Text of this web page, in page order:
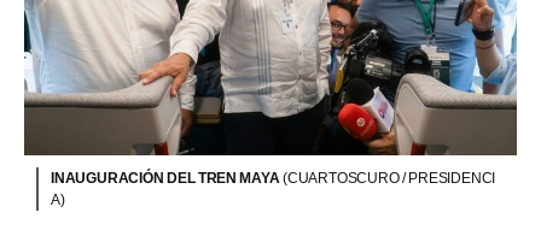
INAUGURACIÓN DEL TREN MAYA (CUARTOSCURO / PRESIDENCI
A)